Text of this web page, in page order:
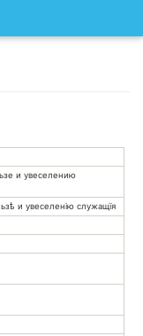
и увеселению
и увеселенію служащїя